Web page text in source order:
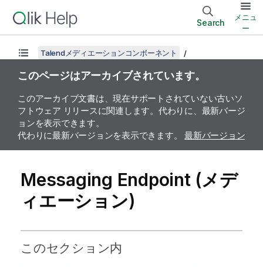
Search
メニュ
ー
Talendメディエーションコンポーネント
このページはアーカイブされています。
このアーカイブ文書は、現在サポートされていない古いソ
フトウェア リリースに関連します。代わりに、最新バージ
ョンを表示できます。
代わりに最新バージョンを表示できます。 最新バージョン
Messaging Endpoint (メデ
ィエーション)
このセクション内